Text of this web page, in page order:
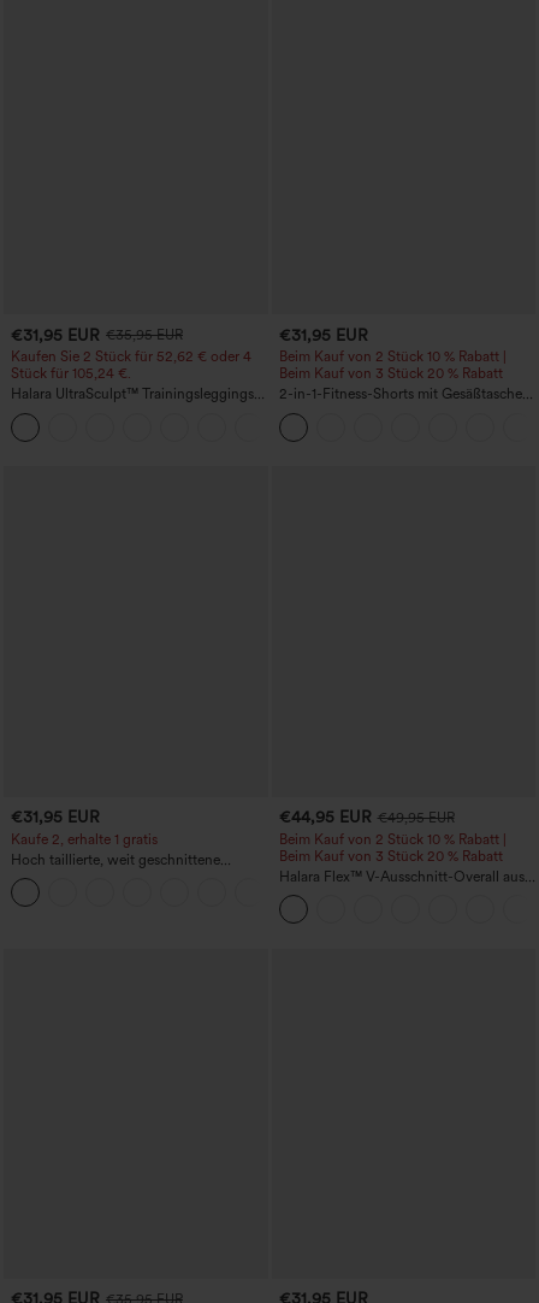
€31,95 EUR €35,95 EUR
Kaufen Sie 2 Stück für 52,62 € oder 4
Stück für 105,24 €.
Halara UltraSculpt™ Trainingsleggings
mit hoher Taille – formend, Po-Lifting,
Bauchkontrolle und mit Taschen
€31,95 EUR
Beim Kauf von 2 Stück 10 % Rabatt |
Beim Kauf von 3 Stück 20 % Rabatt
2-in-1-Fitness-Shorts mit Gesäßtasche
und seitlicher versteckter Tasche 6,3 cm
€31,95 EUR
Kaufe 2, erhalte 1 gratis
Hoch taillierte, weit geschnittene
Freizeithose aus Leinenmischung mit
Kordelzug und Taschen
€44,95 EUR €49,95 EUR
Beim Kauf von 2 Stück 10 % Rabatt |
Beim Kauf von 3 Stück 20 % Rabatt
Halara Flex™ V-Ausschnitt-Overall aus
gewaschenem Denim mit Taschen –
lässig
€31,95 EUR €35,95 EUR €31,95 EUR